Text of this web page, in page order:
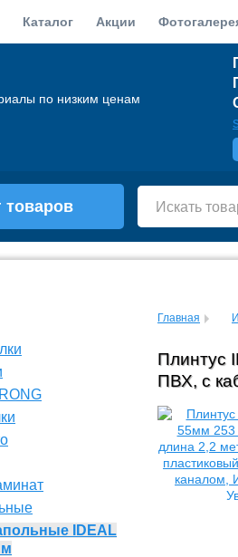
Каталог Акции
по низким ценам
товаров
IDEAL
Главная
Плинтус
ПВХ, с